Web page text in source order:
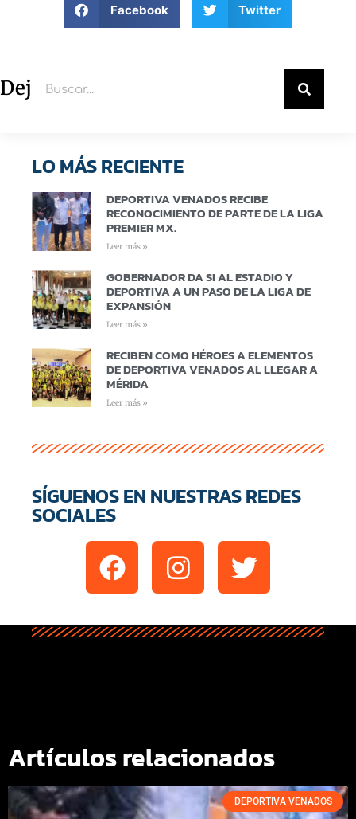
Facebook Twitter
Deja un comentario
LO MÁS RECIENTE
DEPORTIVA VENADOS RECIBE
RECONOCIMIENTO DE PARTE DE LA LIGA
PREMIER MX.
Leer más »
GOBERNADOR DA SI AL ESTADIO Y
DEPORTIVA A UN PASO DE LA LIGA DE
EXPANSIÓN
Leer más »
RECIBEN COMO HÉROES A ELEMENTOS
DE DEPORTIVA VENADOS AL LLEGAR A
MÉRIDA
Leer más »
SÍGUENOS EN NUESTRAS REDES
SOCIALES
Artículos relacionados
DEPORTIVA VENADOS